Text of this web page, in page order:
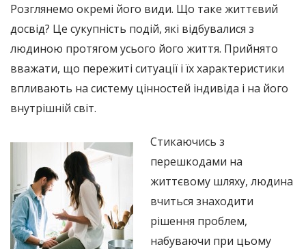
Розглянемо окремі його види. Що таке життєвий
досвід? Це сукупність подій, які відбувалися з
людиною протягом усього його життя. Прийнято
вважати, що пережиті ситуації і їх характеристики
впливають на систему цінностей індивіда і на його
внутрішній світ.
Стикаючись з
перешкодами на
життєвому шляху, людина
вчиться знаходити
рішення проблем,
набуваючи при цьому